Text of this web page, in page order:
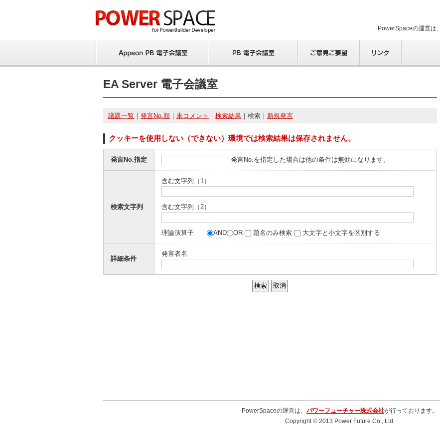
PowerSpaceの運営は、
EA Server 電子会議室
議題一覧 ｜ 発言No.順 ｜ 未コメント ｜ 検索結果 ｜検索｜ 新規発言
クッキーを使用しない（できない）環境では検索結果は保存されません。
発言No.指定 発言No.を指定した場合は他の条件は無効になります。
検索文字列
含む文字列（1）
含む文字列（2）
理論演算子 AND OR 題名のみ検索 大文字と小文字を区別する
詳細条件
発言者名
PowerSpaceの運営は、 パワーフューチャー株式会社が行っております。
Copyright © 2013 Power Future Co., Ltd.